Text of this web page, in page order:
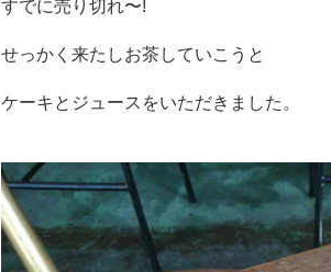
すでに売り切れ〜!
せっかく来たしお茶していこうと
ケーキとジュースをいただきました。